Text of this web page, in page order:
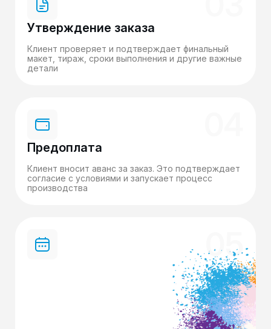
Утверждение заказа
Клиент проверяет и подтверждает финальный
макет, тираж, сроки выполнения и другие важные
детали
Предоплата
Клиент вносит аванс за заказ. Это подтверждает
согласие с условиями и запускает процесс
производства
05